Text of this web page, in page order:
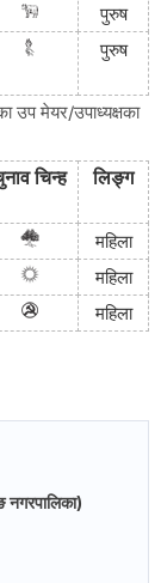
पुरुष
पुरुष
उप मेयर/उपाध्यक्षका
चिन्ह लिङ्ग
महिला
महिला
महिला